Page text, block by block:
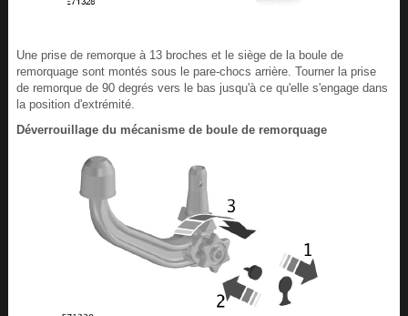
Une prise de remorque à 13 broches et le siège de la boule de
remorquage sont montés sous le pare-chocs arrière. Tourner la prise
de remorque de 90 degrés vers le bas jusqu'à ce qu'elle s'engage dans
la position d'extrémité.
Déverrouillage du mécanisme de boule de remorquage